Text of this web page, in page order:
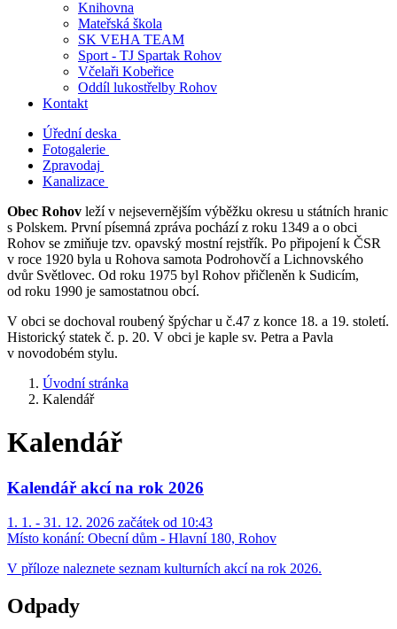
Knihovna
Mateřská škola
SK VEHA TEAM
Sport - TJ Spartak Rohov
Včelaři Kobeřice
Oddíl lukostřelby Rohov
Kontakt
Úřední deska
Fotogalerie
Zpravodaj
Kanalizace
Obec Rohov leží v nejsevernějším výběžku okresu u státních hranic
s Polskem. První písemná zpráva pochází z roku 1349 a o obci
Rohov se zmiňuje tzv. opavský mostní rejstřík. Po připojení k ČSR
v roce 1920 byla u Rohova samota Podrohovčí a Lichnovského
dvůr Světlovec. Od roku 1975 byl Rohov přičleněn k Sudicím,
od roku 1990 je samostatnou obcí.
V obci se dochoval roubený špýchar u č.47 z konce 18. a 19. století.
Historický statek č. p. 20. V obci je kaple sv. Petra a Pavla
v novodobém stylu.
Úvodní stránka
Kalendář
Kalendář
Kalendář akcí na rok 2026
1. 1. - 31. 12. 2026 začátek od 10:43
Místo konání: Obecní dům - Hlavní 180, Rohov
V příloze naleznete seznam kulturních akcí na rok 2026.
Odpady